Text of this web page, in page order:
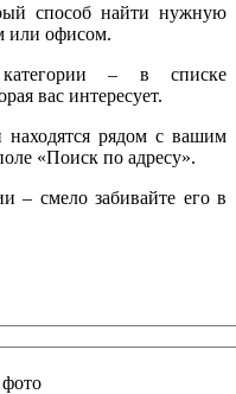
способ найти нужную
или офисом.
– в списке
вас интересует.
находятся рядом с вашим
«Поиск по адресу».
– смело забивайте его в
фото